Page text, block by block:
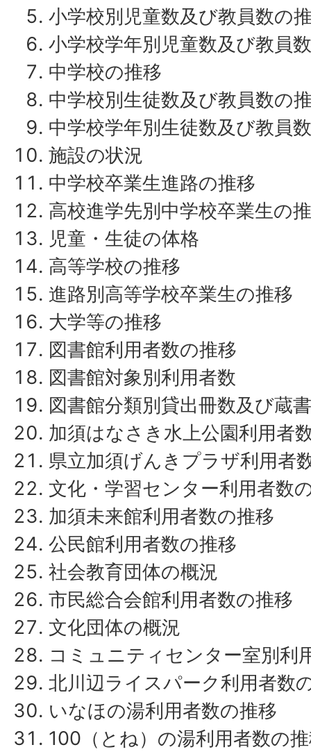
小学校別児童数及び教員数の
小学校学年別児童数及び教員数
中学校の推移
中学校別生徒数及び教員数の
中学校学年別生徒数及び教員数
施設の状況
中学校卒業生進路の推移
高校進学先別中学校卒業生の
児童・生徒の体格
高等学校の推移
進路別高等学校卒業生の推移
大学等の推移
図書館利用者数の推移
図書館対象別利用者数
図書館分類別貸出冊数及び蔵
加須はなさき水上公園利用者
県立加須げんきプラザ利用者
文化・学習センター利用者数
加須未来館利用者数の推移
公民館利用者数の推移
社会教育団体の概況
市民総合会館利用者数の推移
文化団体の概況
コミュニティセンター室別利
北川辺ライスパーク利用者数
いなほの湯利用者数の推移
100（とね）の湯利用者数の